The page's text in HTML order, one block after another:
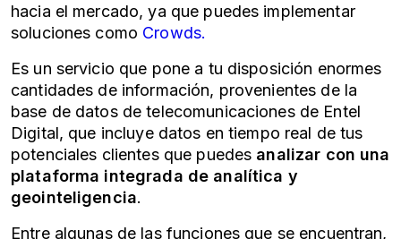
hacia el mercado, ya que puedes implementar
soluciones como Crowds.
Es un servicio que pone a tu disposición enormes
cantidades de información, provenientes de la
base de datos de telecomunicaciones de Entel
Digital, que incluye datos en tiempo real de tus
potenciales clientes que puedes analizar con una
plataforma integrada de analítica y
geointeligencia.
Entre algunas de las funciones que se encuentran,